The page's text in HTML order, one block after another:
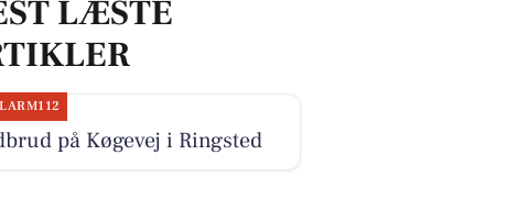
LÆSTE
på Køgevej i Ringsted